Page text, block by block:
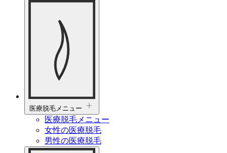
医療脱毛メニュー
医療脱毛メニュー
女性の医療脱毛
男性の医療脱毛